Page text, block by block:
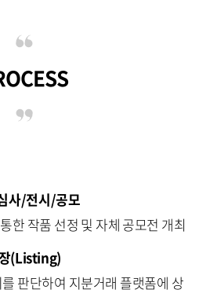
사/전시/공모
한 작품 선정 및 자체 공모전 개최
(Listing)
판단하여 지분거래 플랫폼에 상